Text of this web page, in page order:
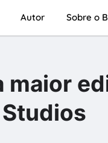
Autor Sobre o
maior